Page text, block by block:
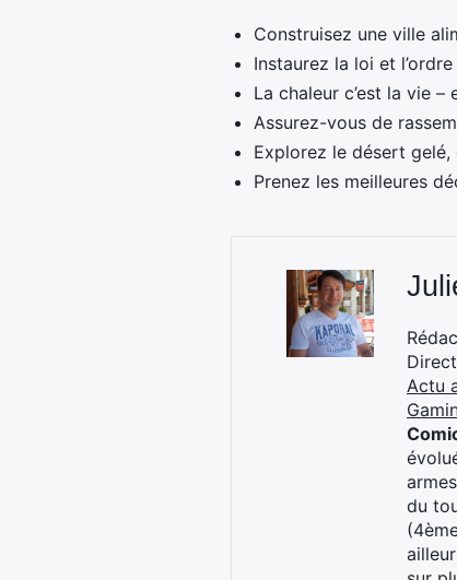
Construisez une ville
Instaurez la loi et
La chaleur c’est la vie
Assurez-vous de
Explorez le désert
Prenez les meilleures
Actu
du